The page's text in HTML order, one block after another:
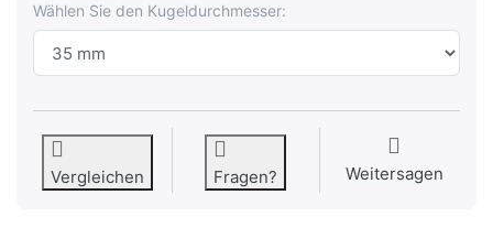
Wählen Sie den Kugeldurchmesser:
Vergleichen Fragen? Weitersagen